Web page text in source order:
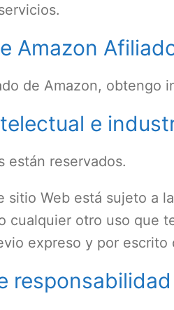
Amazon
de Amazon, obtengo
e
están reservados.
sitio Web está sujeto a
cualquier otro uso que
expreso y por escrito
responsabilidad